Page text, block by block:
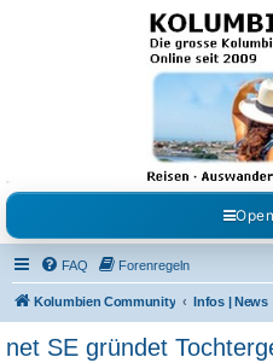
Kolumbienforum - Das
grosse Forum der
Freunde Kolumbiens
Reisen, Auswandern, Kultur, Politik,
Austausch, Erfahrungen und Gemeinschaft
FAQ Forenregeln
Kolumbien Community Infos | News
net SE gründet